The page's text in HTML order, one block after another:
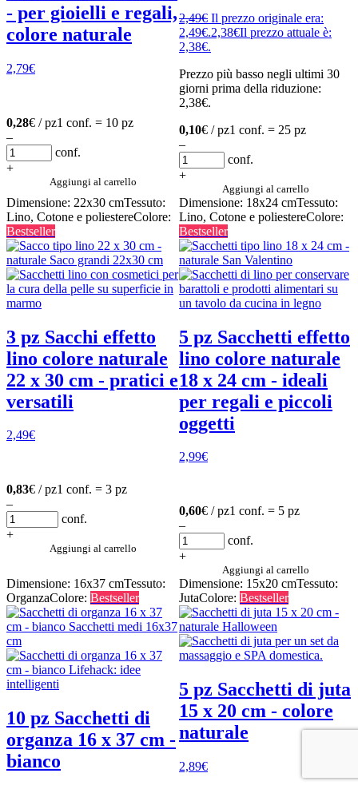
- per gioielli e regali,
colore naturale
2,79€
0,28€ / pz1 conf. = 10 pz
–
conf.
+
Aggiungi al carrello
2,49€ Il prezzo originale era:
2,49€.2,38€Il prezzo attuale è:
2,38€.
Prezzo più basso negli ultimi 30
giorni prima della riduzione:
2,38€.
0,10€ / pz1 conf. = 25 pz
–
conf.
+
Aggiungi al carrello
Dimensione: 22x30 cmTessuto:
Lino, Cotone e poliestereColore:
Bestseller
3 pz Sacchi effetto
lino colore naturale
22 x 30 cm - pratici e
versatili
2,49€
0,83€ / pz1 conf. = 3 pz
–
conf.
+
Aggiungi al carrello
Dimensione: 18x24 cmTessuto:
Lino, Cotone e poliestereColore:
Bestseller
5 pz Sacchetti effetto
lino colore naturale
18 x 24 cm - ideali
per regali e piccoli
oggetti
2,99€
0,60€ / pz1 conf. = 5 pz
–
conf.
+
Aggiungi al carrello
Dimensione: 16x37 cmTessuto:
OrganzaColore: Bestseller
10 pz Sacchetti di
organza 16 x 37 cm -
bianco
Dimensione: 15x20 cmTessuto:
JutaColore: Bestseller
5 pz Sacchetti di juta
15 x 20 cm - colore
naturale
2,89€